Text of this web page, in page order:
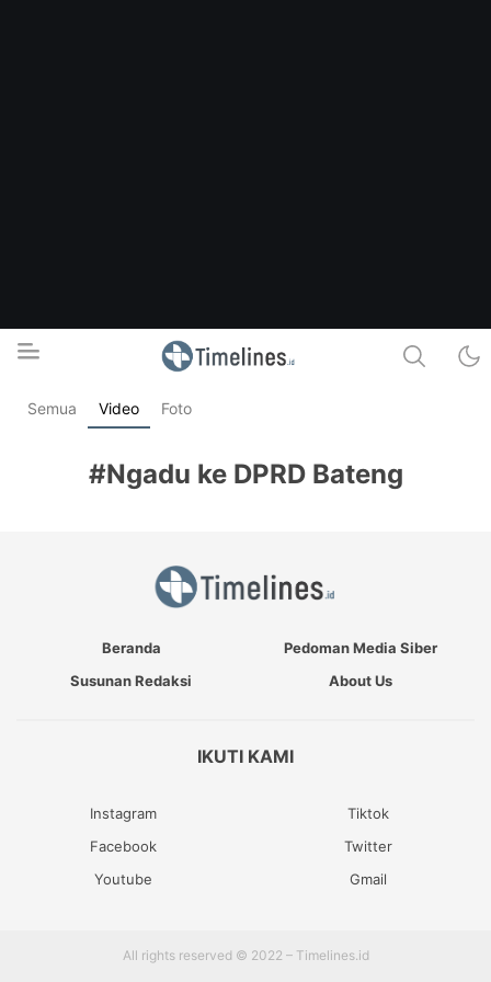
Timelines.id
Media Literasi, Sejarah & Budaya
Semua Video Foto
#Ngadu ke DPRD Bateng
Beranda
Pedoman Media Siber
Susunan Redaksi
About Us
IKUTI KAMI
Instagram
Tiktok
Facebook
Twitter
Youtube
Gmail
All rights reserved © 2022 – Timelines.id